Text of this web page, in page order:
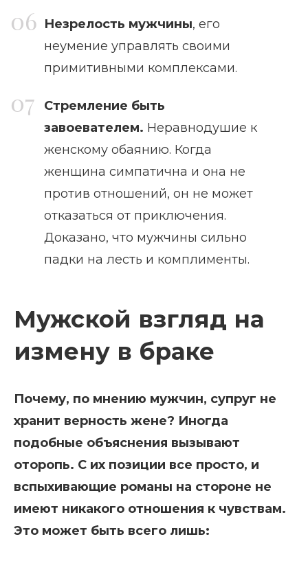
Незрелость мужчины, его
неумение управлять своими
примитивными комплексами.
Стремление быть
завоевателем. Неравнодушие к
женскому обаянию. Когда
женщина симпатична и она не
против отношений, он не может
отказаться от приключения.
Доказано, что мужчины сильно
падки на лесть и комплименты.
Мужской взгляд на
измену в браке
Почему, по мнению мужчин, супруг не
хранит верность жене? Иногда
подобные объяснения вызывают
оторопь. С их позиции все просто, и
вспыхивающие романы на стороне не
имеют никакого отношения к чувствам.
Это может быть всего лишь: